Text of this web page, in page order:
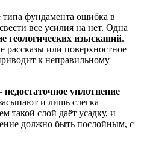
фундамента ошибка в
все усилия на нет. Одна
геологических изысканий.
рассказы или поверхностное
к неправильному
недостаточное уплотнение
и лишь слегка
такой слой даёт усадку, и
должно быть послойным, с